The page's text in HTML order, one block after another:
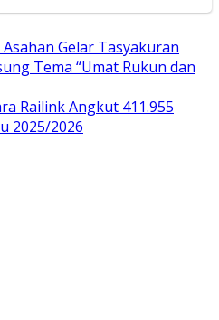
Gelar Tasyakuran
Tema “Umat Rukun dan
Railink Angkut 411.955
2025/2026